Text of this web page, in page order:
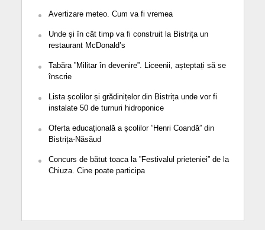
Avertizare meteo. Cum va fi vremea
Unde și în cât timp va fi construit la Bistrița un
restaurant McDonald’s
Tabăra ”Militar în devenire”. Liceenii, așteptați să se
înscrie
Lista școlilor și grădinițelor din Bistrița unde vor fi
instalate 50 de turnuri hidroponice
Oferta educațională a școlilor ”Henri Coandă” din
Bistrița-Năsăud
Concurs de bătut toaca la ”Festivalul prieteniei” de la
Chiuza. Cine poate participa